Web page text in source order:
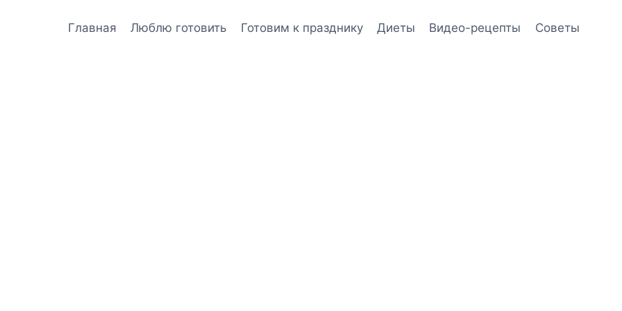
Главная Люблю готовить Готовим к празднику Диеты Видео-рецепты Советы